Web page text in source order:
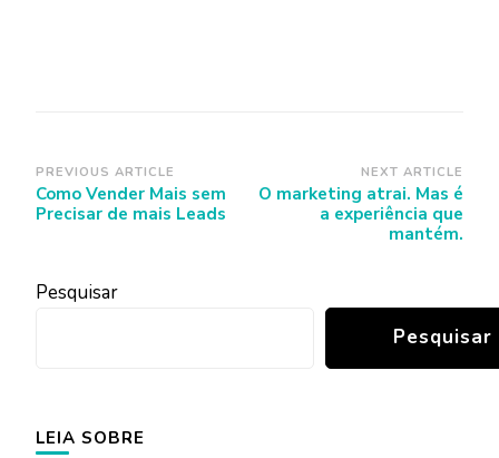
Post
Navigation
PREVIOUS ARTICLE
Como Vender Mais sem
Precisar de mais Leads
NEXT ARTICLE
O marketing atrai. Mas é
a experiência que
mantém.
Pesquisar
Pesquisar
LEIA SOBRE